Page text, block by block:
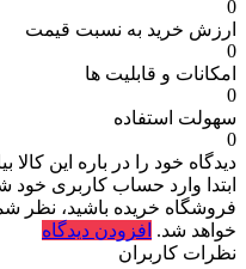
0
ارزش خرید به نسبت قیمت
0
امکانات و قابلیت ها
0
سهولت استفاده
0
دیدگاه خود را در باره این کالا
ابتدا وارد حساب کاربری خود
فروشگاه خریده باشید، نظر
خواهد شد. افزودن دیدگاه
نظرات کاربران